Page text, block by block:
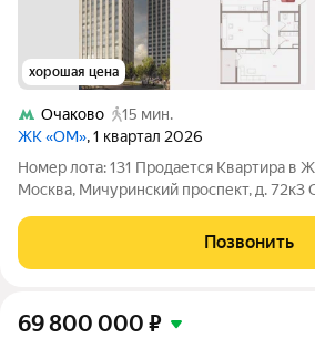
хорошая цена
Очаково
15 мин.
ЖК «ОМ», 1 квартал 2026
Номер лота: 131 Продается Квартира в
Москва, Мичуринский проспект, д.
Москвы. Современный дом
Позвонить
69 800 000 ₽